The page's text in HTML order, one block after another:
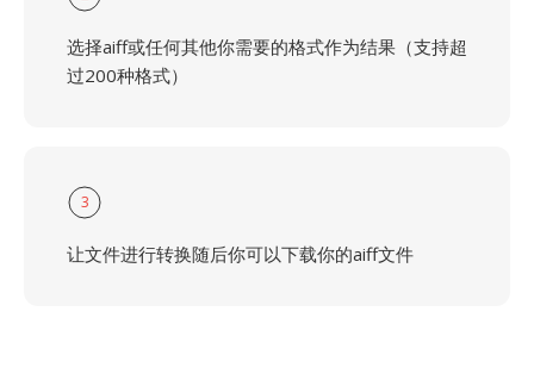
选择aiff或任何其他你需要的格式作为结果（支持超
过200种格式）
3
让文件进行转换随后你可以下载你的aiff文件